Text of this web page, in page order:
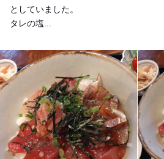
としていました。
タレの塩...